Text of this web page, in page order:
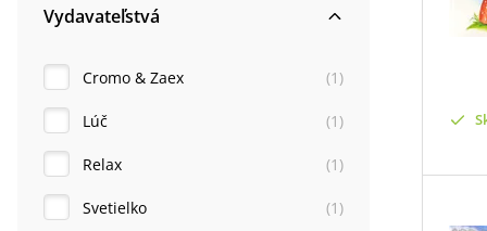
Vydavateľstvá
Cromo & Zaex (1 )
Lúč (1 )
Relax (1 )
Svetielko (1 )